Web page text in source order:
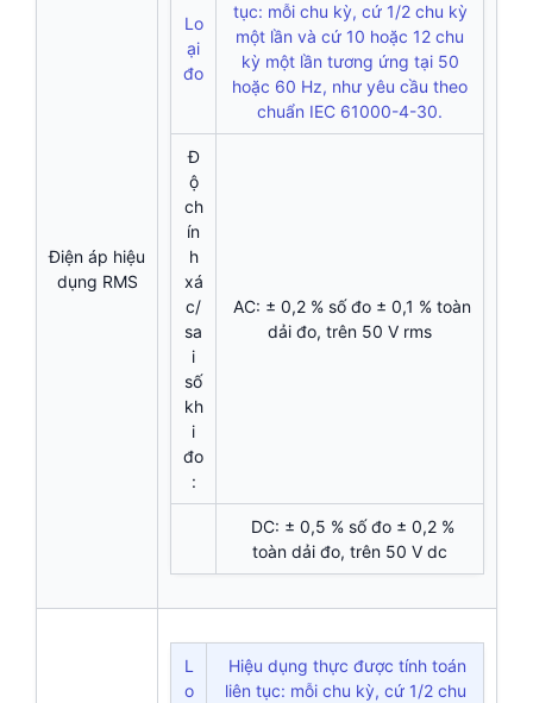
Điện áp hiệu
dụng RMS
Lo
ại
đo
tục: mỗi chu kỳ, cứ 1/2 chu kỳ
một lần và cứ 10 hoặc 12 chu
kỳ một lần tương ứng tại 50
hoặc 60 Hz, như yêu cầu theo
chuẩn IEC 61000-4-30.
Đ
ộ
ch
ín
h
xá
c/
sa
i
số
kh
i
đo
:
AC: ± 0,2 % số đo ± 0,1 % toàn
dải đo, trên 50 V rms
DC: ± 0,5 % số đo ± 0,2 %
toàn dải đo, trên 50 V dc
L
o
Hiệu dụng thực được tính toán
liên tục: mỗi chu kỳ, cứ 1/2 chu